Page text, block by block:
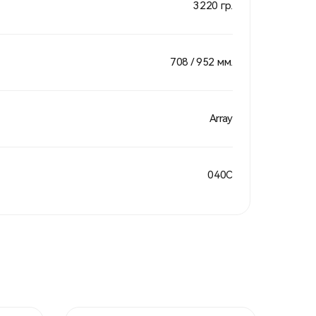
3220 гр.
708 / 952 мм.
Array
040C